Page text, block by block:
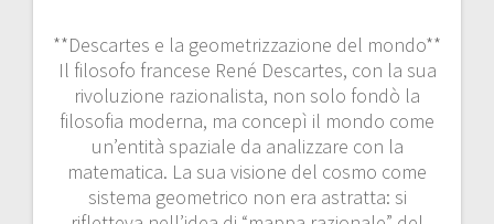
**Descartes e la geometrizzazione del mondo**
Il filosofo francese René Descartes, con la sua
rivoluzione razionalista, non solo fondò la
filosofia moderna, ma concepì il mondo come
un’entità spaziale da analizzare con la
matematica. La sua visione del cosmo come
sistema geometrico non era astratta: si